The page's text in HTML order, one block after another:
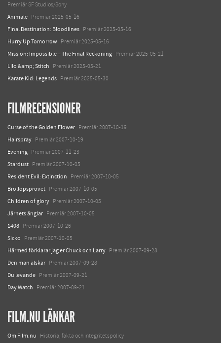
Premiär SF Studios/Sony
Animale Premiär 2025-05-16
Final Destination: Bloodlines Premiär 2025-05-16
Hurry Up Tomorrow Premiär 2025-05-16
Mission: Impossible – The Final Reckoning Premiär 2025-05-21
Lilo &amp; Stitch Premiär 2025-05-21
Karate Kid: Legends Premiär 2025-05-30
FILMRECENSIONER
Curse of the Golden Flower Premiär 2007-10-19
Hairspray Premiär 2007-10-19
Evening Premiär 2007-11-23
Stardust Premiär 2007-10-05
Resident Evil: Extinction Premiär 2007-10-05
Bröllopsprovet Premiär 2007-10-05
Children of glory Premiär 2007-10-05
Järnets änglar Premiär 2007-10-05
1408 Premiär 2007-10-26
Sicko Premiär 2007-10-05
Härmed förklarar jag er Chuck och Larry Premiär 2007-09-28
Den man älskar Premiär 2007-09-28
Du levande Premiär 2007-09-21
Day Watch Premiär 2007-09-21
FILM.NU LÄNKAR
Om Film.nu Historia, fakta och integritetspolicy